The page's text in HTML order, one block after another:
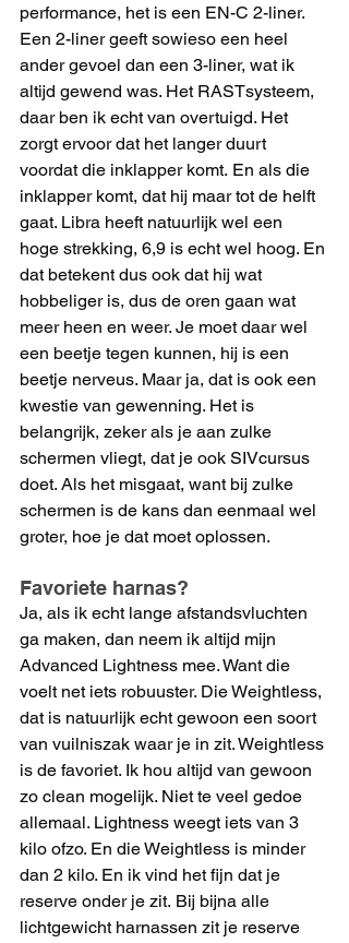
performance, het is een EN-C 2-liner.
Een 2-liner geeft sowieso een heel
ander gevoel dan een 3-liner, wat ik
altijd gewend was. Het RASTsysteem,
daar ben ik echt van overtuigd. Het
zorgt ervoor dat het langer duurt
voordat die inklapper komt. En als die
inklapper komt, dat hij maar tot de helft
gaat. Libra heeft natuurlijk wel een
hoge strekking, 6,9 is echt wel hoog. En
dat betekent dus ook dat hij wat
hobbeliger is, dus de oren gaan wat
meer heen en weer. Je moet daar wel
een beetje tegen kunnen, hij is een
beetje nerveus. Maar ja, dat is ook een
kwestie van gewenning. Het is
belangrijk, zeker als je aan zulke
schermen vliegt, dat je ook SIVcursus
doet. Als het misgaat, want bij zulke
schermen is de kans dan eenmaal wel
groter, hoe je dat moet oplossen.
Favoriete harnas?
Ja, als ik echt lange afstandsvluchten
ga maken, dan neem ik altijd mijn
Advanced Lightness mee. Want die
voelt net iets robuuster. Die Weightless,
dat is natuurlijk echt gewoon een soort
van vuilniszak waar je in zit. Weightless
is de favoriet. Ik hou altijd van gewoon
zo clean mogelijk. Niet te veel gedoe
allemaal. Lightness weegt iets van 3
kilo ofzo. En die Weightless is minder
dan 2 kilo. En ik vind het fijn dat je
reserve onder je zit. Bij bijna alle
lichtgewicht harnassen zit je reserve